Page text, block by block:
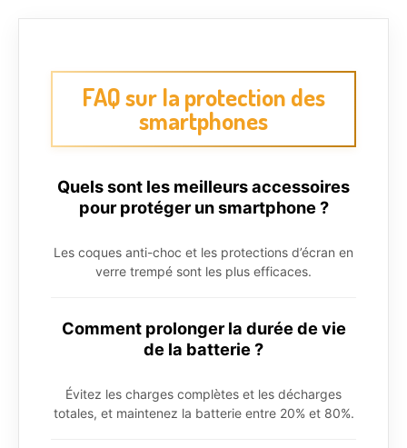
FAQ sur la protection des
smartphones
Quels sont les meilleurs accessoires
pour protéger un smartphone ?
Les coques anti-choc et les protections d’écran en
verre trempé sont les plus efficaces.
Comment prolonger la durée de vie
de la batterie ?
Évitez les charges complètes et les décharges
totales, et maintenez la batterie entre 20% et 80%.